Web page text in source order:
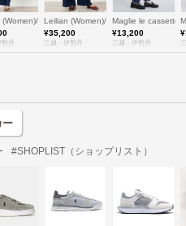
スベー
レリアン
丹
Leilian (Women)/レリアン
¥35,200
三越・伊勢丹
Maglie le cassetto
¥13,200
三越・伊勢丹
ー
#SHOPLIST（ショップリスト）